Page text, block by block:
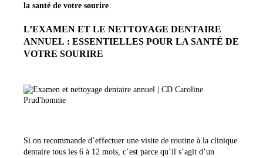
la santé de votre sourire
L’EXAMEN ET LE NETTOYAGE DENTAIRE
ANNUEL : ESSENTIELLES POUR LA SANTÉ DE
VOTRE SOURIRE
Si on recommande d’effectuer une visite de routine à la clinique
dentaire tous les 6 à 12 mois, c’est parce qu’il s’agit d’un